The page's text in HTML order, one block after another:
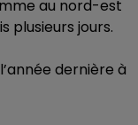
au nord-est
plusieurs jours.
dernière à